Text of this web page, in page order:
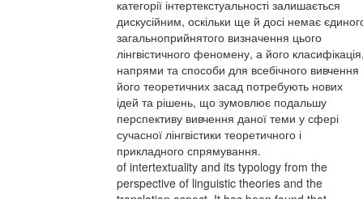
категорії інтертекстуальності залишається
дискусійним, оскільки ще й досі немає
загальноприйнятого визначення цього
лінгвістичного феномену, а його
напрями та способи для всебічного вивчення
його теоретичних засад потребують нових
ідей та рішень, що зумовлює подальшу
перспективу вивчення даної теми у сфері
сучасної лінгвістики теоретичного і
прикладного спрямування.
of intertextuality and its typology from the
perspective of linguistic theories and the